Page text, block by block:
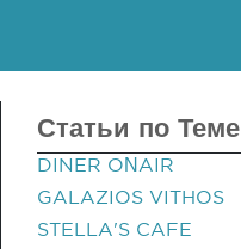
Статьи по Теме
DINER OΝAIR
GALAZIOS VITHOS
STELLA'S CAFE